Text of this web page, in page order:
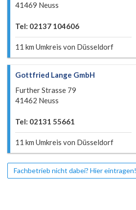
41469 Neuss
Tel: 02137 104606
11 km Umkreis von Düsseldorf
Gottfried Lange GmbH
Further Strasse 79
41462 Neuss
Tel: 02131 55661
11 km Umkreis von Düsseldorf
Fachbetrieb nicht dabei? Hier eintragen!